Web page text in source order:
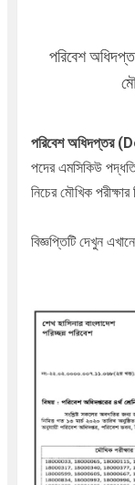
পরিবেশ
পরিবেশ
পদের এমসিকিউ
নিচের মৌখিক পরীক্ষার
বিজ্ঞপ্তিটি দেখুন